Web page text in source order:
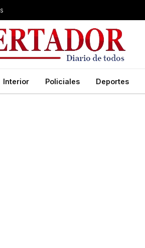
Interior Policiales Deportes